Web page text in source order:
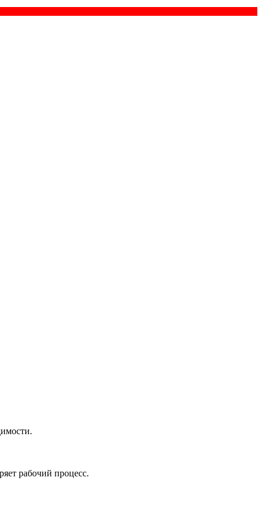
рабочий процесс.